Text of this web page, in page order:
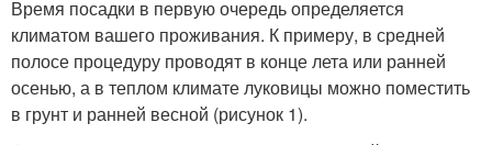
Время посадки в первую очередь определяется
климатом вашего проживания. К примеру, в средней
полосе процедуру проводят в конце лета или ранней
осенью, а в теплом климате луковицы можно поместить
в грунт и ранней весной (рисунок 1).